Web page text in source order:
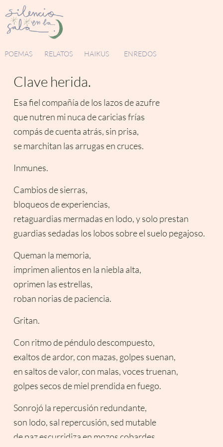
POEMAS RELATOS HAIKUS ENREDOS
Clave herida.
Esa fiel compañía de los lazos de azufre
que nutren mi nuca de caricias frías
compás de cuenta atrás, sin prisa,
se marchitan las arrugas en cruces.
Inmunes.
Cambios de sierras,
bloqueos de experiencias,
retaguardias mermadas en lodo, y solo prestan
guardias sedadas los lobos sobre el suelo pegajoso.
Queman la memoria,
imprimen alientos en la niebla alta,
oprimen las estrellas,
roban norias de paciencia.
Gritan.
Con ritmo de péndulo descompuesto,
exaltos de ardor, con mazas, golpes suenan,
en saltos de valor, con malas, voces truenan,
golpes secos de miel prendida en fuego.
Sonrojó la repercusión redundante,
son lodo, sal repercusión, sed mutable
de paz escurridiza en mozos cobardes,